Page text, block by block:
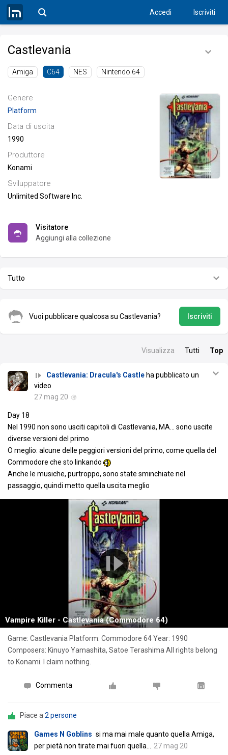
Accedi Iscriviti
Castlevania
Amiga C64 NES Nintendo 64
Genere
Platform
Data di uscita
1990
Produttore
Konami
Sviluppatore
Unlimited Software Inc.
Visitatore
Aggiungi alla collezione
Tutto
Vuoi pubblicare qualcosa su Castlevania? Iscriviti
Visualizza Tutti Top
Castlevania: Dracula's Castle ha pubblicato un
video
27 mag 20
Day 18
Nel 1990 non sono usciti capitoli di Castlevania, MA... sono uscite
diverse versioni del primo
O meglio: alcune delle peggiori versioni del primo, come quella del
Commodore che sto linkando
Anche le musiche, purtroppo, sono state sminchiate nel
passaggio, quindi metto quella uscita meglio
Vampire Killer - Castlevania (Commodore 64)
Game: Castlevania Platform: Commodore 64 Year: 1990
Composers: Kinuyo Yamashita, Satoe Terashima All rights belong
to Konami. I claim nothing.
Commenta
Piace a2 persone
Games N Goblins si ma mai male quanto quella Amiga,
per pietà non tirate mai fuori quella... 27 mag 20